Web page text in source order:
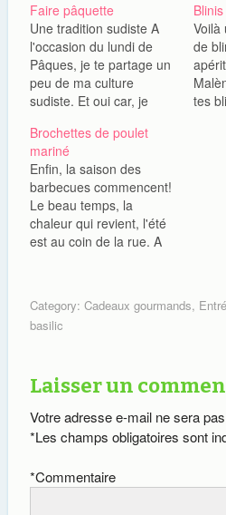
Faire pâquette
Une tradition sudiste A
l'occasion du lundi de
Pâques, je te partage un
peu de ma culture
sudiste. Et oui car, je
les chemins, j'y reviens. Il
existe une tradition en ce
lundi Pascal qui se
nomme "faire pâquette".
Non, pas pâquerette
comme certains…
Voilà
de
tes
Brochettes de poulet
mariné
Enfin, la saison des
barbecues commencent!
Le beau temps, la
chaleur qui revient, l'été
est au coin de la rue. A
lancée dans des
brochettes de poulet
ai apporté ma petite…
Category: Cadeaux gourmands,
basilic
Laisser un
Votre adresse e-mail ne sera
Les champs obligatoires sont
*
Commentaire
*